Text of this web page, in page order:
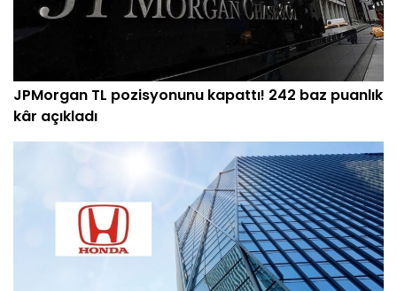
JPMorgan TL pozisyonunu kapattı! 242 baz puanlık
kâr açıkladı